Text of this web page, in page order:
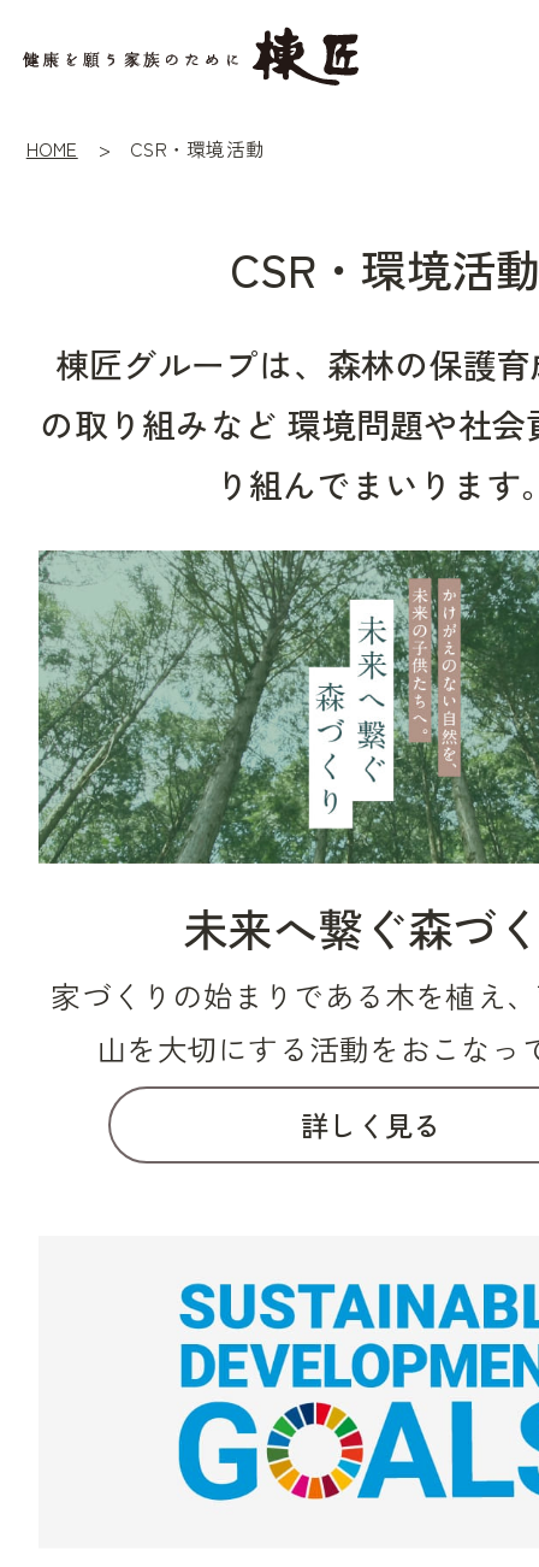
HOME CSR・環境活動
CSR・環境活
棟匠グループは、森林の保護育
の取り組みなど 環境問題や社
り組んでまいります
未来へ繋ぐ森づ
家づくりの始まりである木を植え
山を大切にする活動をおこなっ
詳しく見る